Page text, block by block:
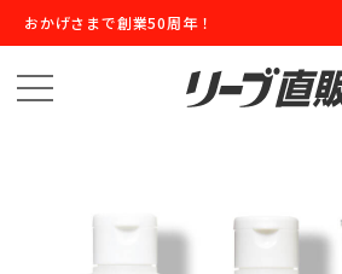
おかげさまで創業50周年！